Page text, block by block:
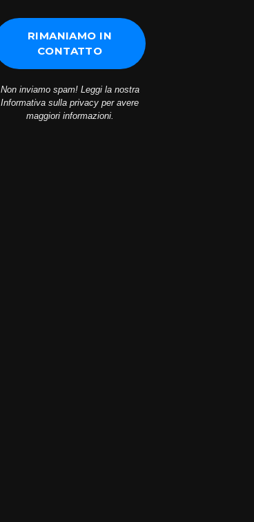
Non inviamo spam! Leggi la nostra
Informativa sulla privacy per avere
maggiori informazioni.